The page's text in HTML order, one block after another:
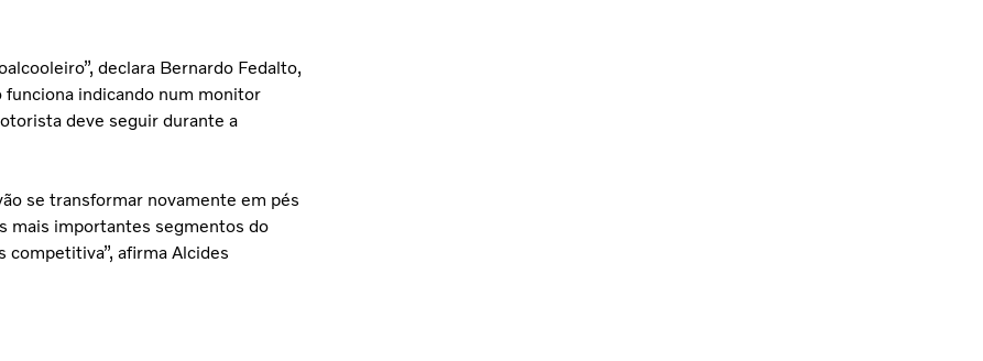
declara Bernardo Fedalto,
indicando num monitor
deve seguir durante a
se transformar novamente em pés
mais importantes segmentos do
competitiva”, afirma Alcides